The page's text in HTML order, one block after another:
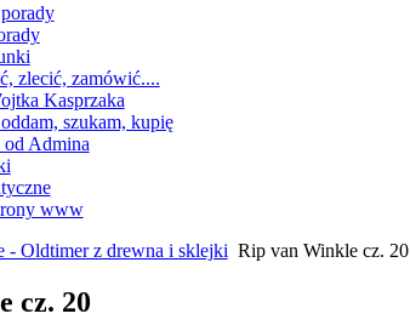
zlecić, zamówić....
Kasprzaka
szukam, kupię
Admina
www
- Oldtimer z drewna i sklejki Rip van Winkle cz. 20
cz. 20